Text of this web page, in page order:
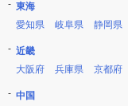
東海
愛知県
岐阜県 静岡県
近畿
大阪府
兵庫県 京都府
中国